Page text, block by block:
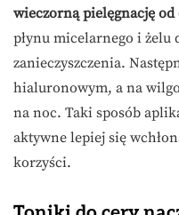
wieczorną pielęgnację od
płynu micelarnego i żelu
zanieczyszczenia.
hialuronowym, a na
na noc. Taki sposób
aktywne lepiej się
korzyści.